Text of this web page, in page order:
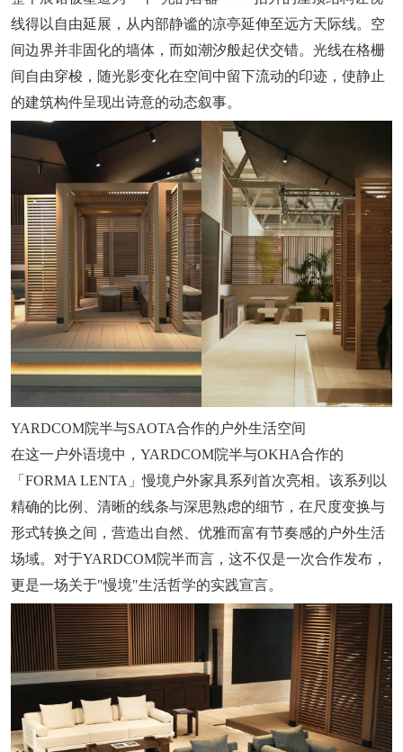
线得以自由延展，从内部静谧的凉亭延伸至远方天际线。空
间边界并非固化的墙体，而如潮汐般起伏交错。光线在格栅
间自由穿梭，随光影变化在空间中留下流动的印迹，使静止
的建筑构件呈现出诗意的动态叙事。
YARDCOM院半与SAOTA合作的户外生活空间
在这一户外语境中，YARDCOM院半与OKHA合作的
「FORMA LENTA」慢境户外家具系列首次亮相。该系列以
精确的比例、清晰的线条与深思熟虑的细节，在尺度变换与
形式转换之间，营造出自然、优雅而富有节奏感的户外生活
场域。对于YARDCOM院半而言，这不仅是一次合作发布，
更是一场关于"慢境"生活哲学的实践宣言。